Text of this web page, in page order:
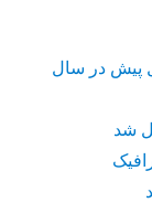
تهران: نگاهی به ۶۷ سال پیش در سال
شد